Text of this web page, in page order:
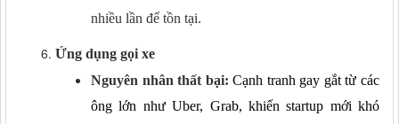
nhiều lần để tồn tại.
Ứng dụng gọi xe
Nguyên nhân thất bại: Cạnh tranh gay gắt từ các
ông lớn như Uber, Grab, khiến startup mới khó